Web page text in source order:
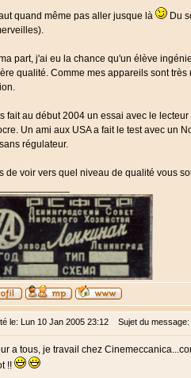
quand même pas aller jusque là
Du
part, j'ai eu la chance qu'un élève
qualité. Comme mes appareils sont
fait au début 2004 un essai avec le
Un ami aux USA a fait le test avec un
régulateur.
de voir vers quel niveau de qualité vous
le: Lun 10 Jan 2005 23:12 Sujet du message:
a tous, je travail chez
!!